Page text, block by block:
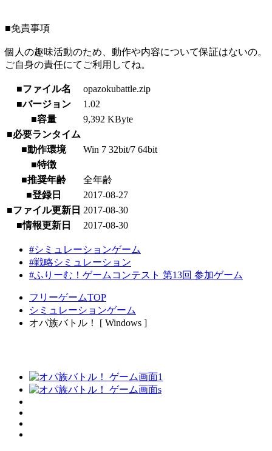
■免責事項
個人の趣味活動のため、動作や内容について保証はないの。
ご自身の責任にてご利用してね。
■ファイル名
opazokubattle.zip
■バージョン
1.02
■容量
9,392 KByte
■必要ランタイム
■動作環境
Win 7 32bit/7 64bit
■特徴
■推奨年齢
全年齢
■登録日
2017-08-27
■ファイル更新日 2017-08-30
■情報更新日
2017-08-30
#シミュレーションゲーム
#戦略シミュレーション
#ふりーむ！ゲームコンテスト 第13回 参加ゲーム
フリーゲームTOP
シミュレーションゲーム
オパ族バトル！ [ Windows ]